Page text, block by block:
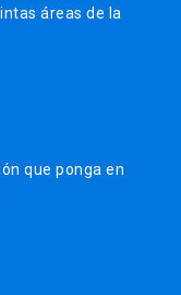
áreas de la
que ponga en